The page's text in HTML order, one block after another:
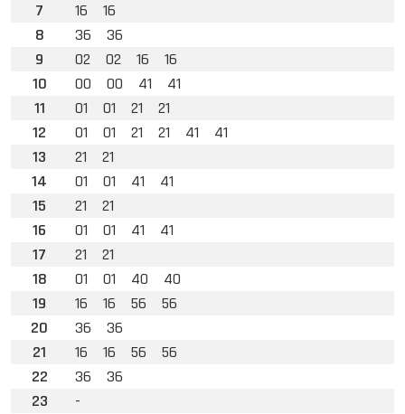
7 16
16
8
36
36
9
02 02 16
16
10
00 00 41
41
11
01 01 21
21
12
01 01 21 21 41
41
13
21
21
14
01 01 41
41
15
21
21
16
01 01 41
41
17
21
21
18
01 01 40
40
19
16 16 56
56
20
36
36
21
16 16 56
56
22
36
36
23
-